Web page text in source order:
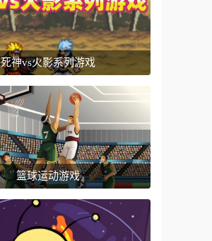
死神vs火影系列游戏
篮球运动游戏